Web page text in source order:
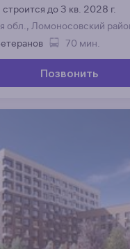
строится до 3 кв. 2028 г.
обл., Ломоносовский
70 мин.
Позвонить